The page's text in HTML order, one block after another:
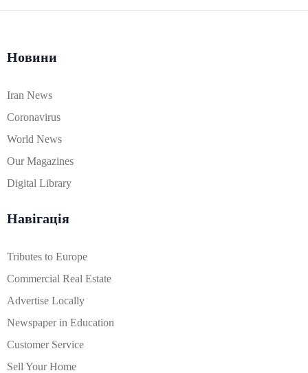
Новини
Iran News
Coronavirus
World News
Our Magazines
Digital Library
Навігація
Tributes to Europe
Commercial Real Estate
Advertise Locally
Newspaper in Education
Customer Service
Sell Your Home